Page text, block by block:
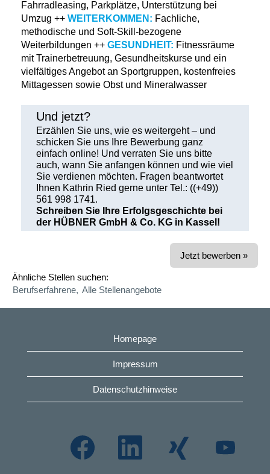
Fahrradleasing, Parkplätze, Unterstützung bei
Umzug ++ WEITERKOMMEN: Fachliche,
methodische und Soft-Skill-bezogene
Weiterbildungen ++ GESUNDHEIT: Fitnessräume
mit Trainerbetreuung, Gesundheitskurse und ein
vielfältiges Angebot an Sportgruppen, kostenfreies
Mittagessen sowie Obst und Mineralwasser
Und jetzt?
Erzählen Sie uns, wie es weitergeht – und
schicken Sie uns Ihre Bewerbung ganz
einfach online! Und verraten Sie uns bitte
auch, wann Sie anfangen können und wie viel
Sie verdienen möchten. Fragen beantwortet
Ihnen Kathrin Ried gerne unter Tel.: ((+49))
561 998 1741.
Schreiben Sie Ihre Erfolgsgeschichte bei
der HÜBNER GmbH & Co. KG in Kassel!
Jetzt bewerben »
Ähnliche Stellen suchen:
Berufserfahrene, Alle Stellenangebote
Homepage
Impressum
Datenschutzhinweise
W
W